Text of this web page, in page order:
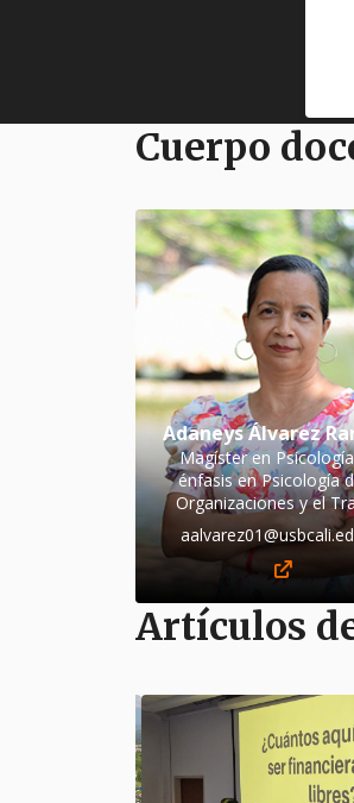
Cuerpo
Adaneys Álvarez
Magíster en
énfasis en Psicología
Organizaciones y el
Artículos